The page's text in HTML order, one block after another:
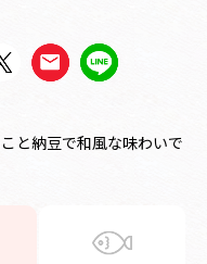
と納豆で和風な味わいで